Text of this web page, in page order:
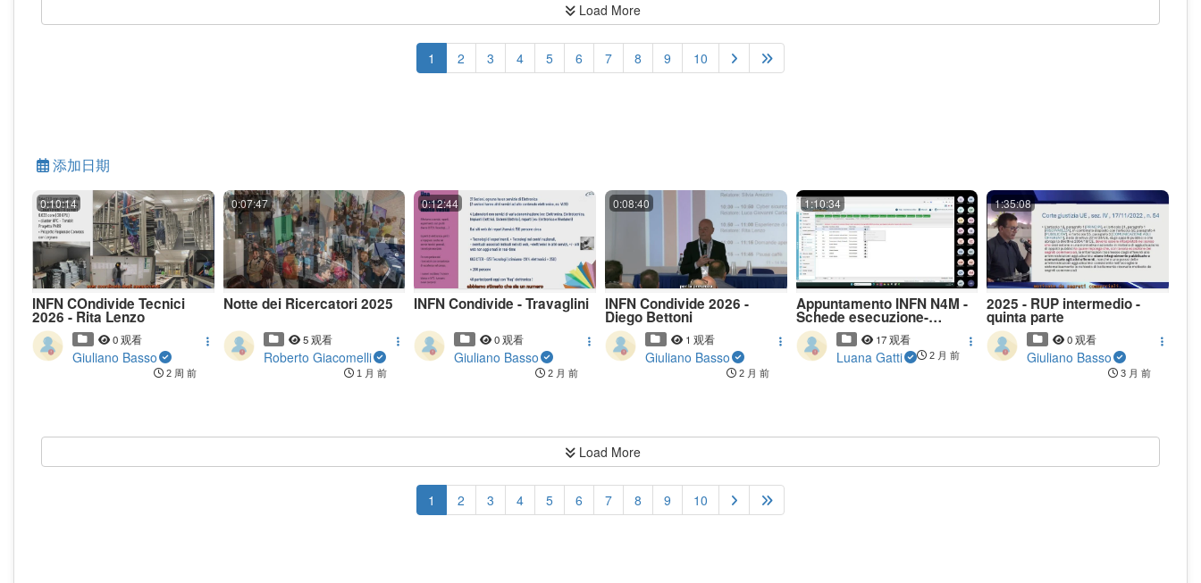
Load More
1 (current)
2 3 4 5 6 7 8 9 10
添加日期
0:10:14
INFN COndivide Tecnici
2026 - Rita Lenzo
0 观看
Giuliano Basso
2 周 前
0:07:47
Notte dei Ricercatori 2025
5 观看
Roberto Giacomelli
1 月 前
0:12:44
INFN Condivide - Travaglini
0 观看
Giuliano Basso
2 月 前
0:08:40
INFN Condivide 2026 -
Diego Bettoni
1 观看
Giuliano Basso
2 月 前
1:10:34
Appuntamento INFN N4M -
Schede esecuzione-
20260507_110733-
Registrazione della riunione
17 观看
Luana Gatti 2 月 前
1:35:08
2025 - RUP intermedio -
quinta parte
0 观看
Giuliano Basso
3 月 前
Load More
1 (current)
2 3 4 5 6 7 8 9 10